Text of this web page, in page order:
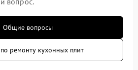
Общие вопросы
ремонту кухонных плит